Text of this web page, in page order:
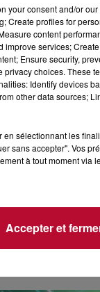
DATA À
: LA VISION
DE
113 : LE
DYNAMISE LE
EN
your consent and/or
Create profiles for
content
services;
Ensure security,
choices. These
Identify devices
other data sources;
sélectionnant les
sans accepter". Vos
à tout moment via
Accepter et